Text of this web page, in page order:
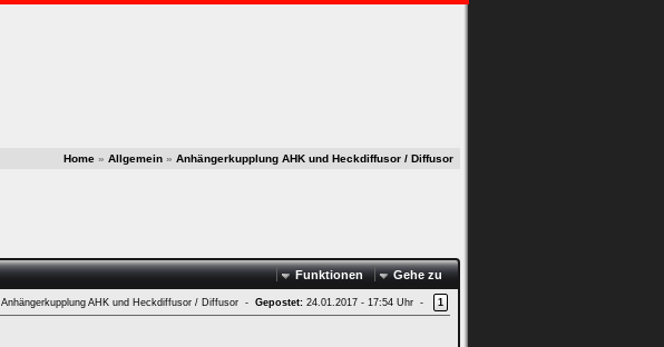
Home » Allgemein » Anhängerkupplung AHK und Heckdiffusor / Diffusor
Gehe zu
Funktionen
Anhängerkupplung AHK und Heckdiffusor / Diffusor - Gepostet: 24.01.2017 - 17:54 Uhr - 1